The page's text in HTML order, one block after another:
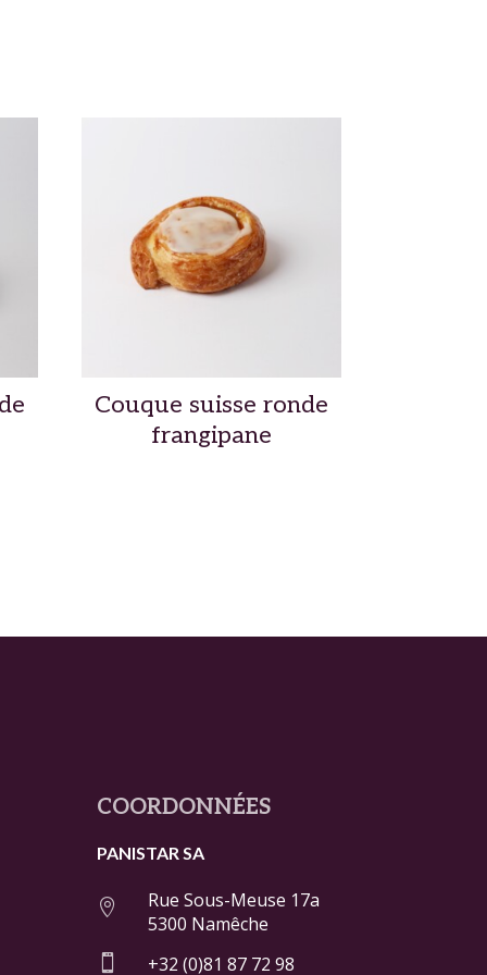
Couque suisse ronde
frangipane
COORDONNÉES
PANISTAR SA

Rue Sous-Meuse 17a
5300 Namêche
 +32 (0)81 87 72 98